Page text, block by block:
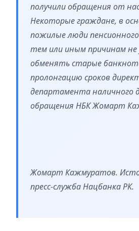
получили обращения от
Некоторые граждане, в
пожилые люди
тем или иным причинам не
обменять старые
пролонгацию сроков
департамента наличного
обращения НБК Жомарт
Жомарт Кажмуратов.
пресс-служба Нацбанка РК.